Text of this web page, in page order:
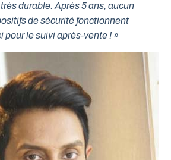
durable. Après 5 ans, aucun
de sécurité fonctionnent
pour le suivi après-vente ! »